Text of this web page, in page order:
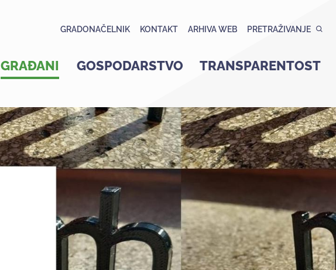
GRADONAČELNIK KONTAKT ARHIVA WEB PRETRAŽIVANJE
GRAĐANI GOSPODARSTVO TRANSPARENTOST